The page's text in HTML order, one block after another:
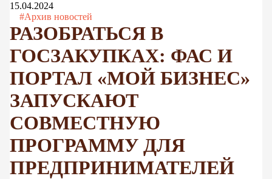
15.04.2024
#Архив новостей
РАЗОБРАТЬСЯ В
ГОСЗАКУПКАХ: ФАС И
ПОРТАЛ «МОЙ БИЗНЕС»
ЗАПУСКАЮТ
СОВМЕСТНУЮ
ПРОГРАММУ ДЛЯ
ПРЕДПРИНИМАТЕЛЕЙ